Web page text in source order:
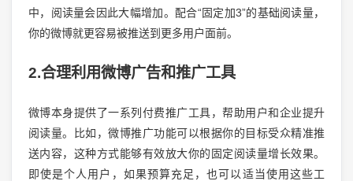
中，阅读量会因此大幅增加。配合“固定加3”的基础阅读量，
你的微博就更容易被推送到更多用户面前。
2.合理利用微博广告和推广工具
微博本身提供了一系列付费推广工具，帮助用户和企业提升
阅读量。比如，微博推广功能可以根据你的目标受众精准推
送内容，这种方式能够有效放大你的固定阅读量增长效果。
即使是个人用户，如果预算充足，也可以适当使用这些工